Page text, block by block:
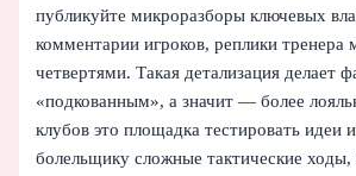
публикуйте микроразборы ключевых
комментарии игроков, реплики тренера
четвертями. Такая детализация делает
«подкованным», а значит — более
клубов это площадка тестировать идеи
болельщику сложные тактические ходы,